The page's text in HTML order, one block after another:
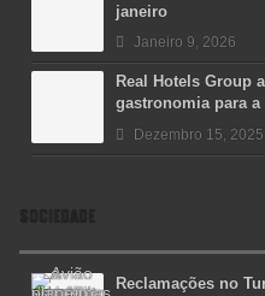
janeiro
Janeiro 9, 2026
Real Hotels Group
gastronomia para
Dezembro 15, 2025
SOCIEDADE
Reclamações no